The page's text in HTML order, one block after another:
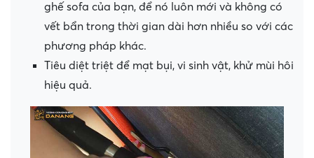
ghế sofa của bạn, để nó luôn mới và không có
vết bẩn trong thời gian dài hơn nhiều so với các
phương pháp khác.
Tiêu diệt triệt để mạt bụi, vi sinh vật, khử mùi hôi
hiệu quả.